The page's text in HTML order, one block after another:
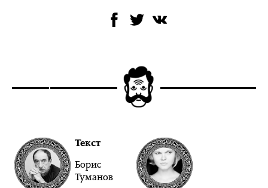
Текст
Борис
Туманов